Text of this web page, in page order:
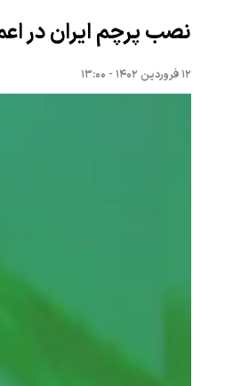
نصب پرچم ایران در
۱۲ فروردین ۱۴۰۲ - ۱۳:۰۰